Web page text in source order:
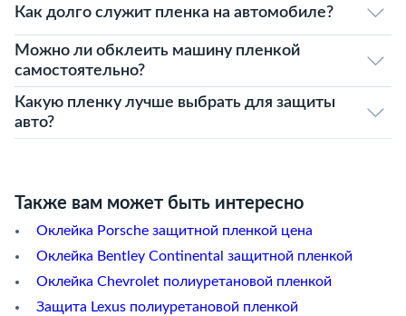
Как долго служит пленка на автомобиле?
Можно ли обклеить машину пленкой
самостоятельно?
Какую пленку лучше выбрать для защиты
авто?
Также вам может быть интересно
Оклейка Porsche защитной пленкой цена
Оклейка Bentley Continental защитной пленкой
Оклейка Chevrolet полиуретановой пленкой
Защита Lexus полиуретановой пленкой